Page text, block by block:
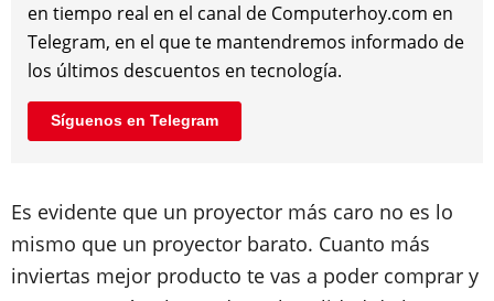
en tiempo real en el canal de Computerhoy.com en
Telegram, en el que te mantendremos informado de
los últimos descuentos en tecnología.
Síguenos en Telegram
Es evidente que un proyector más caro no es lo
mismo que un proyector barato. Cuanto más
inviertas mejor producto te vas a poder comprar y